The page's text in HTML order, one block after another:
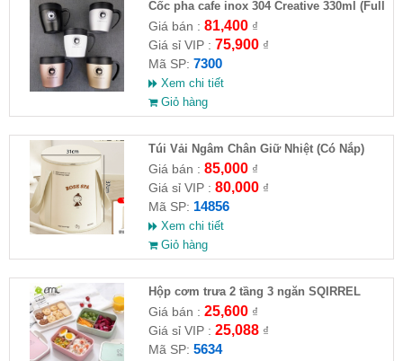
Cốc pha cafe inox 304 Creative 330ml (Full
VAT )
Giá bán : 81,400₫
Giá sỉ VIP : 75,900₫
Mã SP: 7300
Xem chi tiết
Giỏ hàng
Túi Vải Ngâm Chân Giữ Nhiệt (Có Nắp)
Giá bán : 85,000₫
Giá sỉ VIP : 80,000₫
Mã SP: 14856
Xem chi tiết
Giỏ hàng
Hộp cơm trưa 2 tầng 3 ngăn SQIRREL
Giá bán : 25,600₫
Giá sỉ VIP : 25,088₫
Mã SP: 5634